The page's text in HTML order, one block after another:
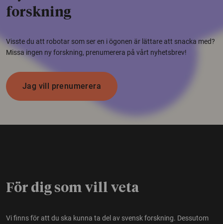
forskning
Visste du att robotar som ser en i ögonen är lättare att snacka med?
Missa ingen ny forskning, prenumerera på vårt nyhetsbrev!
Jag vill prenumerera
För dig som vill veta
Vi finns för att du ska kunna ta del av svensk forskning. Dessutom